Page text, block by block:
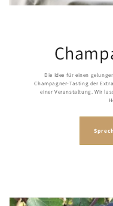
Die Idee für einen
Champagner-Tasting der
einer Veranstaltung. Wir